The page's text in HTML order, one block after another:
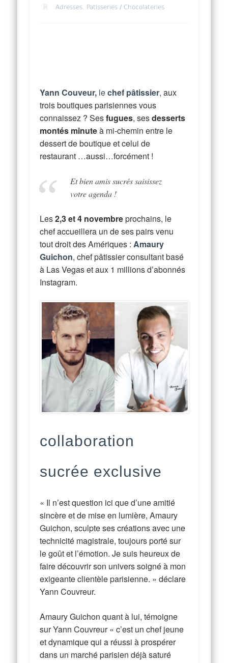
Adresses Patisseries / Chocolateries
Yann Couveur, lechef pâtissier, aux
trois boutiques parisiennes vous
connaissez ? Sesfugues, sesdesserts
montés minuteà mi-chemin entre le
dessert de boutique et celui de
restaurant …aussi…forcément !
Et bien amis sucrés saisissez
votre agenda !
Les2,3 et 4 novembreprochains, le
chef accueillera un de ses pairs venu
tout droit des Amériques :Amaury
Guichon, chef pâtissier consultant basé
à Las Vegas et aux 1 millions d’abonnés
Instagram.
collaboration
sucrée exclusive
« Il n’est question ici que d’une amitié
sincère et de mise en lumière, Amaury
Guichon, sculpte ses créations avec une
technicité magistrale, toujours porté sur
le goût et l’émotion. Je suis heureux de
faire découvrir son univers soigné à mon
exigeante clientèle parisienne. » déclare
Yann Couvreur.
Amaury Guichon quant à lui, témoigne
sur Yann Couvreur « c’est un chef jeune
et dynamique qui a réussi à prospérer
dans un marché parisien déjà saturé